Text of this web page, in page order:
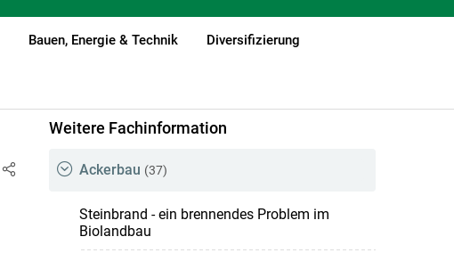
Bauen, Energie & Technik Diversifizierung
Weitere Fachinformation
Ackerbau (37)
Steinbrand - ein brennendes Problem im
Biolandbau